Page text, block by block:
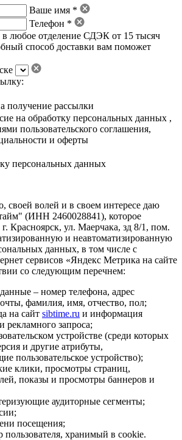
Ваше имя *
Телефон *
в любое отделение СДЭК от 15 тысяч
способ доставки вам поможет
получение рассылки
на обработку персональных данных ,
пользовательского соглашения,
и оферты
персональных данных
своей волей и в своем интересе даю
(ИНН 2460028841), которое
г. Красноярск, ул. Маерчака, зд 8/1, пом.
и неавтоматизированную
данных, в том числе с
сервисов «Яндекс Метрика на сайте
со следующим перечнем:
– номер телефона, адрес
фамилия, имя, отчество, пол;
на сайт sibtime.ru и информация
рекламного запроса;
устройстве (среди которых
и другие атрибуты,
пользовательское устройство);
клики, просмотры страниц,
показы и просмотры баннеров и
аудиторные сегменты;
посещения;
пользователя, хранимый в cookie.